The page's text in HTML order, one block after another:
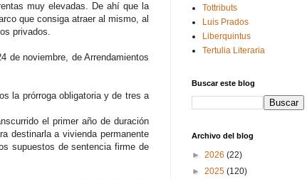
muy elevadas. De ahí que la
que consiga atraer al mismo, al
privados.
de noviembre, de Arrendamientos
la prórroga obligatoria y de tres a
el primer año de duración
destinarla a vivienda permanente
supuestos de sentencia firme de
Tottributs
Luis Prados
Liberquintus
Tertulia Literaria
Buscar este blog
Archivo del blog
► 2026 (22)
► 2025 (120)